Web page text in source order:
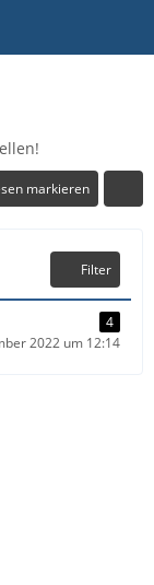
markieren
Filter
4
2022 um 12:14